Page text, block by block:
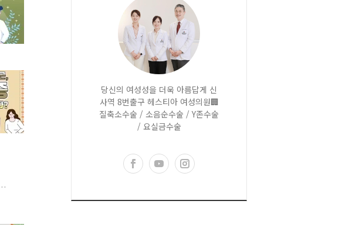
당신의 여성성을 더욱 아름답게 신
사역 8번출구 헤스티아 여성의원🏢
질축소수술 / 소음순수술 / Y존수술
/ 요실금수술